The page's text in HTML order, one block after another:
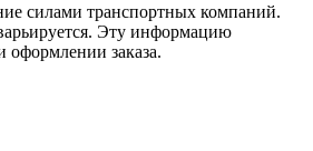
силами транспортных компаний.
Эту информацию
оформлении заказа.